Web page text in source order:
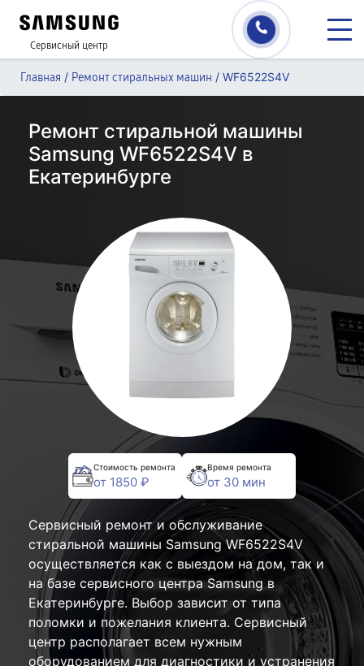
Сервисный центр
Главная / Ремонт стиральных машин / WF6522S4V
Ремонт стиральной машины
Samsung WF6522S4V в
Екатеринбурге
Стоимость ремонта
от 1850 ₽
Время ремонта
от 30 мин
Сервисный ремонт и обслуживание
стиральной машины Samsung WF6522S4V
осуществляется как с выездом на дом, так и
на базе сервисного центра Samsung в
Екатеринбурге. Выбор зависит от типа
поломки и пожелания клиента. Сервисный
центр располагает всем нужным
оборудованием для диагностики и устранения